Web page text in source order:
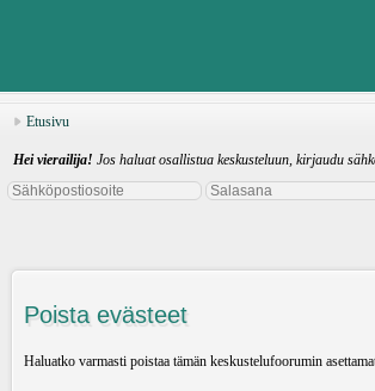
Etusivu
Hei vierailija! Jos haluat osallistua keskusteluun, kirjaudu
Poista evästeet
Haluatko varmasti poistaa tämän keskustelufoorumin